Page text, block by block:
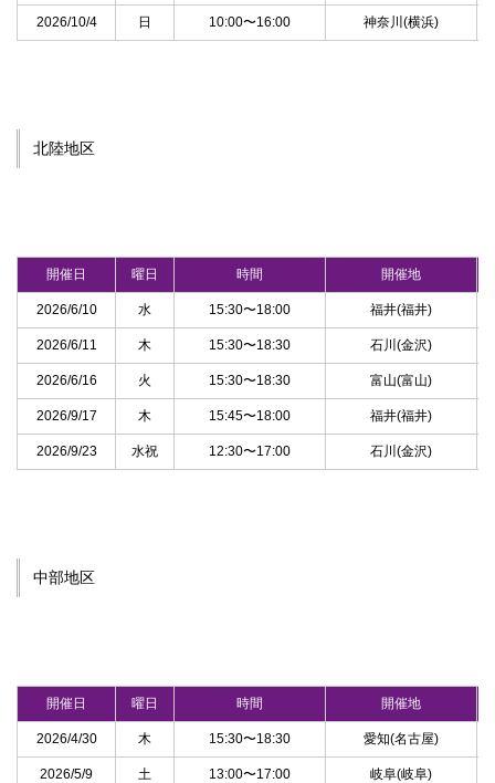
2026/10/4 日 10:00〜16:00 神奈川(横浜)
北陸地区
開催日 曜日 時間 開催地
2026/6/10 水 15:30〜18:00 福井(福井)
2026/6/11 木 15:30〜18:30 石川(金沢)
2026/6/16 火 15:30〜18:30 富山(富山)
2026/9/17 木 15:45〜18:00 福井(福井)
2026/9/23 水祝 12:30〜17:00 石川(金沢)
中部地区
開催日 曜日 時間 開催地
2026/4/30 木 15:30〜18:30 愛知(名古屋)
2026/5/9 土 13:00〜17:00 岐阜(岐阜)